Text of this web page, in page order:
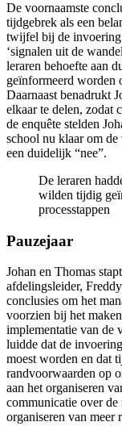
De voornaamste
tijdgebrek als een
twijfel bij de invoering
‘signalen uit de
leraren behoefte aan
geïnformeerd worden
Daarnaast benadrukt
elkaar te delen, zodat
de enquête stelden
school nu klaar om de
een duidelijk “nee”.
De leraren
wilden tijdig
processtappen
Pauzejaar
Johan en Thomas
afdelingsleider,
conclusies om het
voorzien bij het
implementatie van de
luidde dat de
moest worden en dat
randvoorwaarden op
aan het organiseren
communicatie over de
organiseren van